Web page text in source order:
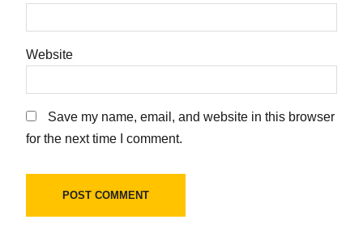
Website
Save my name, email, and website in this browser
for the next time I comment.